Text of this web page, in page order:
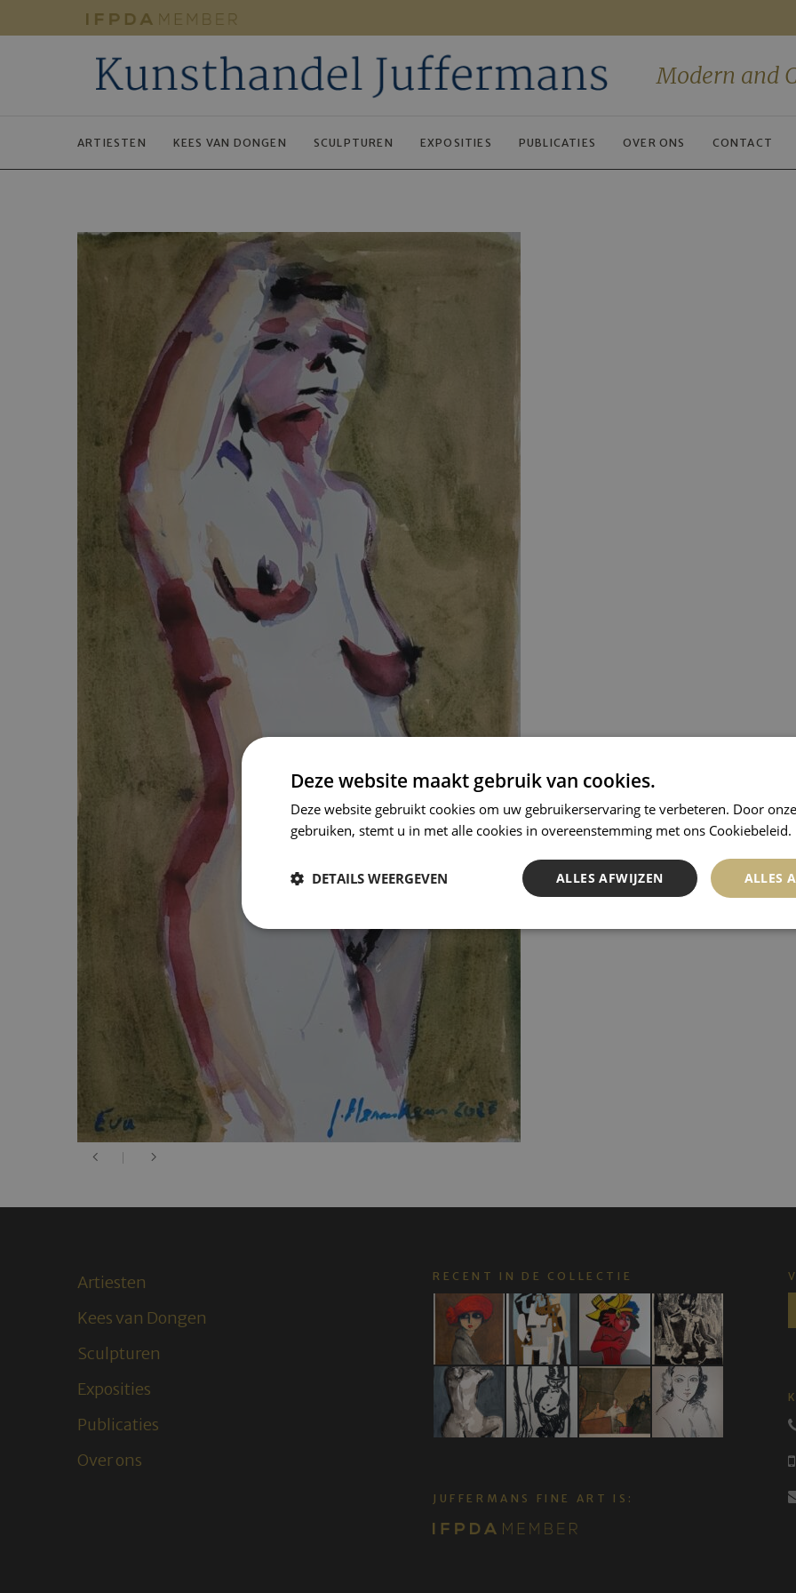
Modern and
ARTIESTEN KEES VAN DONGEN SCULPTUREN EXPOSITIES PUBLICATIES OVER ONS CONTACT
Artiesten
Kees van Dongen
Sculpturen
Exposities
Publicaties
Over ons
RECENT IN DE COLLECTIE
JUFFERMANS FINE ART IS:
Deze website maakt gebruik van cookies.
Deze website gebruikt cookies om uw gebruikerservaring te verbeteren. Door
gebruiken, stemt u in met alle cookies in overeenstemming met ons Cookiebeleid.
ALLES
ALLES AFWIJZEN
DETAILS WEERGEVEN